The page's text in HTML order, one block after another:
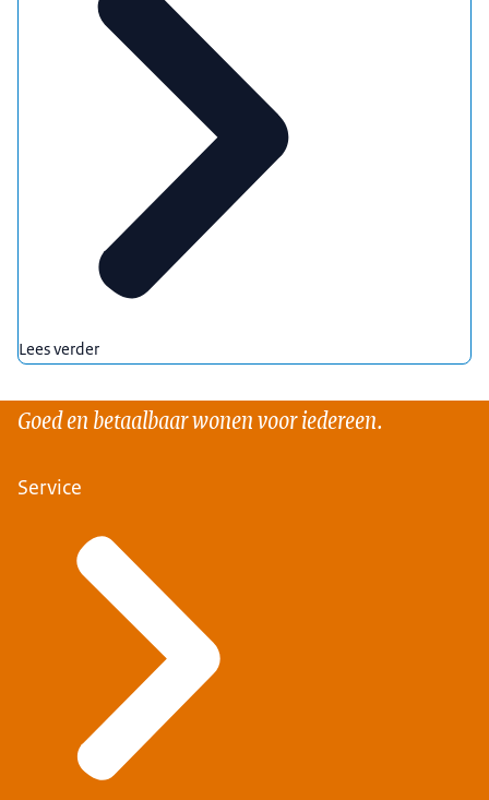
Lees verder
Goed en betaalbaar wonen voor iedereen.
Service